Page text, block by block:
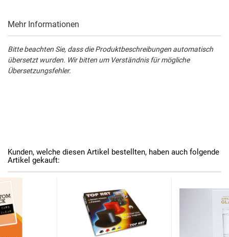
Mehr Informationen
Bitte beachten Sie, dass die Produktbeschreibungen automatisch
übersetzt wurden. Wir bitten um Verständnis für mögliche
Übersetzungsfehler.
Kunden, welche diesen Artikel bestellten, haben auch folgende
Artikel gekauft: